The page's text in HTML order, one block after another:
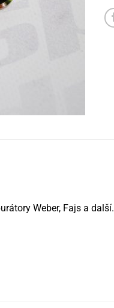
Weber, Fajs a další.